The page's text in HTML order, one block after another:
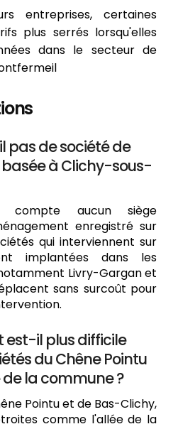
entreprises, certaines
plus serrés lorsqu'elles
dans le secteur de
pas de société de
à Clichy-sous-
compte aucun siège
enregistré sur
qui interviennent sur
implantées dans les
Livry-Gargan et
sans surcoût pour
est-il plus difficile
du Chêne Pointu
la commune ?
Pointu et de Bas-Clichy,
comme l'allée de la